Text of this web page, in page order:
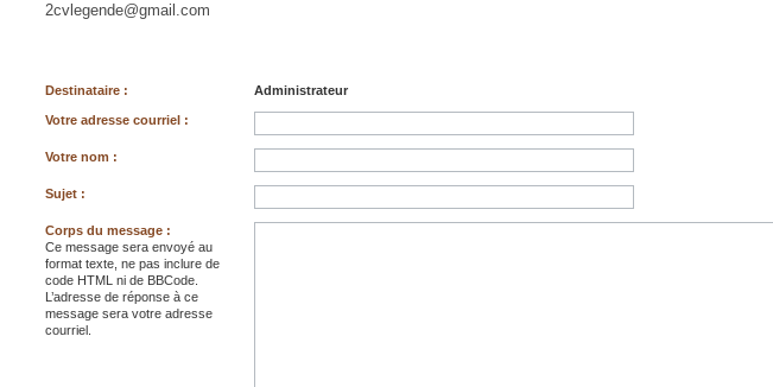
2cvlegende@gmail.com
Destinataire : Administrateur
Votre adresse courriel :
Votre nom :
Sujet :
Corps du message :
Ce message sera envoyé au
format texte, ne pas inclure de
code HTML ni de BBCode.
L’adresse de réponse à ce
message sera votre adresse
courriel.